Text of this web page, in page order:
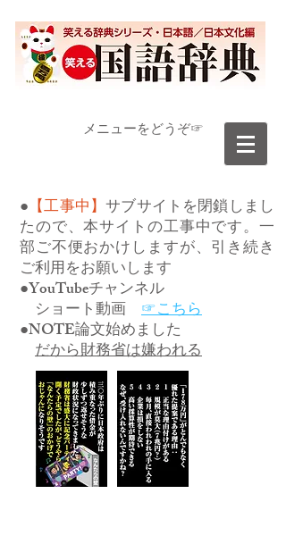
​メニューをどうぞ☞
● 【工事中】サブサイトを閉鎖しまし
たので、本サイトの工事中です。一
部ご不便おかけしますが、引き続き
ご利用をお願いします
●YouTubeチャンネル
ショート動画 ☞こちら
●NOTE論文始めました
だから財務省は嫌われる